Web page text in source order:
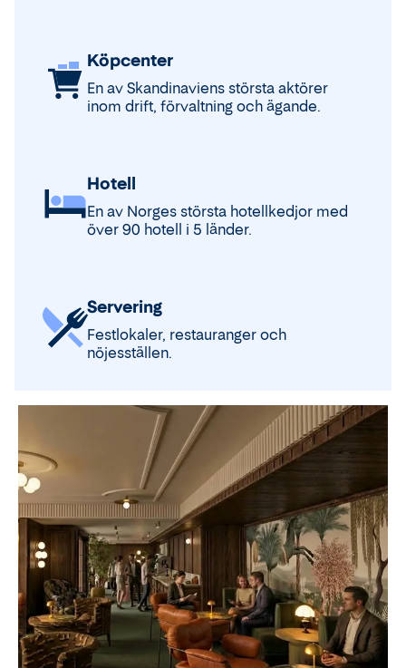
Köpcenter
En av Skandinaviens största aktörer
inom drift, förvaltning och ägande.
Hotell
En av Norges största hotellkedjor med
över 90 hotell i 5 länder.
Servering
Festlokaler, restauranger och
nöjesställen.